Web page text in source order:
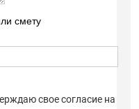
смету
свое согласие на